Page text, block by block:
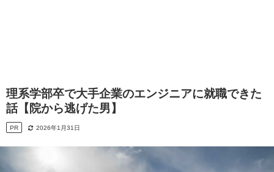
理系学部卒で大手企業のエンジニアに就職できた
話【院から逃げた男】
PR 2026年1月31日